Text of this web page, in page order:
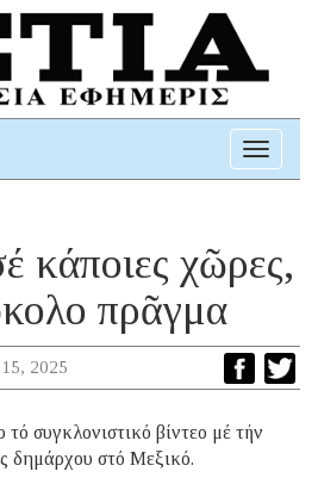
Toggle
κάποιες χῶρες,
πρᾶγμα
2025
τό συγκλονιστικό βίντεο μέ τήν
δημάρχου στό Μεξικό.